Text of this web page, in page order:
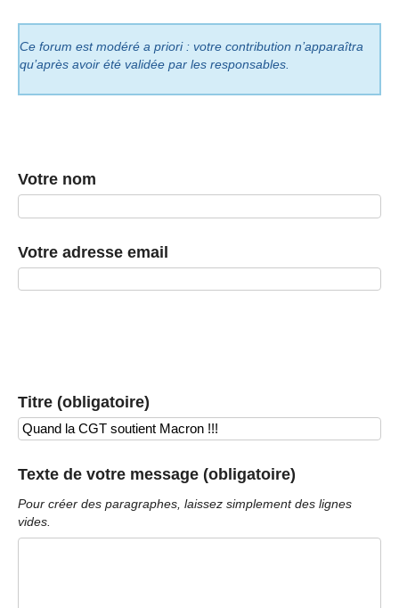
Ce forum est modéré a priori : votre contribution n’apparaîtra
qu’après avoir été validée par les responsables.
Votre nom
Votre adresse email
Titre (obligatoire)
Texte de votre message (obligatoire)
Pour créer des paragraphes, laissez simplement des lignes
vides.